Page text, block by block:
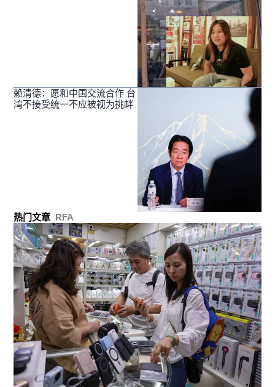
赖清德：愿和中国交流合作 台
湾不接受统一不应被视为挑衅
热门文章 RFA